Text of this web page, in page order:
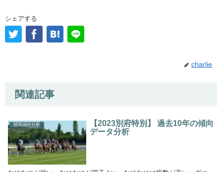
シェアする
charlie
関連記事
競馬傾向分析
【2023別府特別】 過去10年の傾向
データ分析